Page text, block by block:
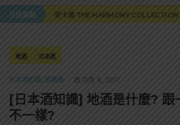
注目焦點
美國正式恢復蘇格蘭威士忌零關稅！烈酒
角嗨尬炸物X爽快這一步，角瓶攜手頂呱
美國正式恢復蘇格蘭威士忌零關稅！烈酒
地酒 日本酒
日本酒知識, 知識庫 六月 6, 2017
[日本酒知識] 地酒是什麼? 跟
不一樣?